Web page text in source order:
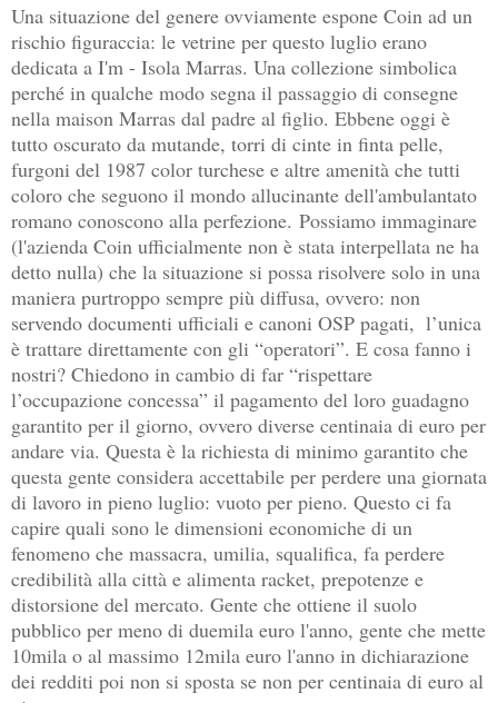
Una situazione del genere ovviamente espone Coin ad un
rischio figuraccia: le vetrine per questo luglio erano
dedicata a I'm - Isola Marras. Una collezione simbolica
perché in qualche modo segna il passaggio di consegne
nella maison Marras dal padre al figlio. Ebbene oggi è
tutto oscurato da mutande, torri di cinte in finta pelle,
furgoni del 1987 color turchese e altre amenità che tutti
coloro che seguono il mondo allucinante dell'ambulantato
romano conoscono alla perfezione. Possiamo immaginare
(l'azienda Coin ufficialmente non è stata interpellata ne ha
detto nulla) che la situazione si possa risolvere solo in una
maniera purtroppo sempre più diffusa, ovvero: non
servendo documenti ufficiali e canoni OSP pagati,  l’unica
è trattare direttamente con gli “operatori”. E cosa fanno i
nostri? Chiedono in cambio di far “rispettare
l’occupazione concessa” il pagamento del loro guadagno
garantito per il giorno, ovvero diverse centinaia di euro per
andare via. Questa è la richiesta di minimo garantito che
questa gente considera accettabile per perdere una giornata
di lavoro in pieno luglio: vuoto per pieno. Questo ci fa
capire quali sono le dimensioni economiche di un
fenomeno che massacra, umilia, squalifica, fa perdere
credibilità alla città e alimenta racket, prepotenze e
distorsione del mercato. Gente che ottiene il suolo
pubblico per meno di duemila euro l'anno, gente che mette
10mila o al massimo 12mila euro l'anno in dichiarazione
dei redditi poi non si sposta se non per centinaia di euro al